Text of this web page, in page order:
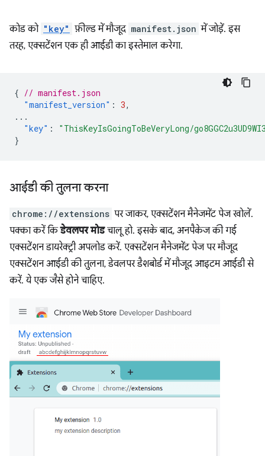
कोड को "key" फ़ील्ड में मौजूद manifest.json में जोड़ें. इस
तरह, एक्सटेंशन एक ही आईडी का इस्तेमाल करेगा.
{ // manifest.json
"manifest_version" : 3,
...
"key" :
"ThisKeyIsGoingToBeVeryLong/
}
आईडी की तुलना करना
chrome://extensions पर जाकर, एक्सटेंशन मैनेजमेंट पेज खोलें.
पक्का करें किडेवलपर मोडचालू हो. इसके बाद, अनपैकेज की गई
एक्सटेंशन डायरेक्ट्री अपलोड करें. एक्सटेंशन मैनेजमेंट पेज पर मौजूद
एक्सटेंशन आईडी की तुलना, डेवलपर डैशबोर्ड में मौजूद आइटम आईडी से
करें. ये एक जैसे होने चाहिए.